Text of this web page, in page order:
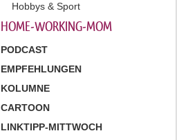
Hobbys & Sport
HOME-WORKING-MOM
PODCAST
EMPFEHLUNGEN
KOLUMNE
CARTOON
LINKTIPP-MITTWOCH